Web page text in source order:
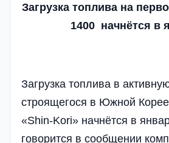
Загрузка топлива на
1400 начнётся в
Загрузка топлива в
строящегося в Южной
«Shin-Kori» начнётся в
говорится в сообщении